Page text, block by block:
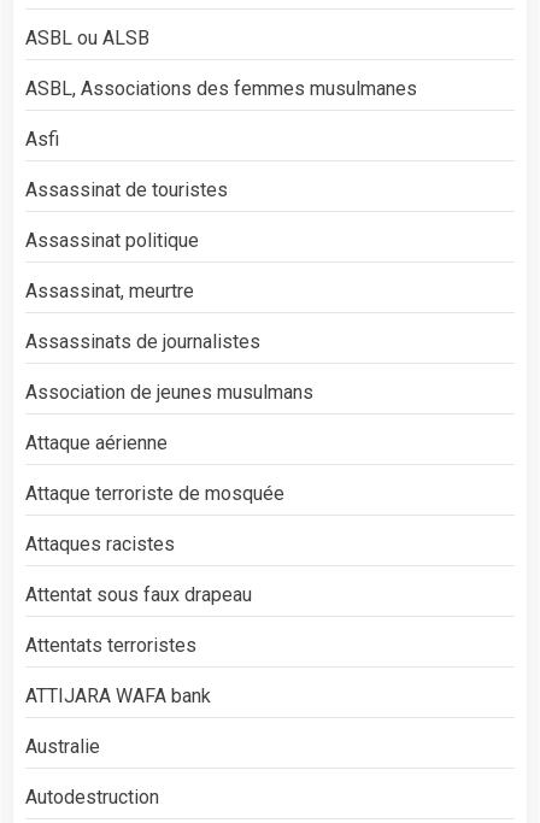
ASBL ou ALSB
ASBL, Associations des femmes musulmanes
Asfi
Assassinat de touristes
Assassinat politique
Assassinat, meurtre
Assassinats de journalistes
Association de jeunes musulmans
Attaque aérienne
Attaque terroriste de mosquée
Attaques racistes
Attentat sous faux drapeau
Attentats terroristes
ATTIJARA WAFA bank
Australie
Autodestruction